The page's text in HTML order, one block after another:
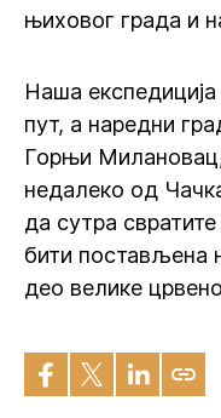
њиховог града и
Наша
пут, а наредни
Горњи
недалеко од
да сутра
бити постављена
део велике